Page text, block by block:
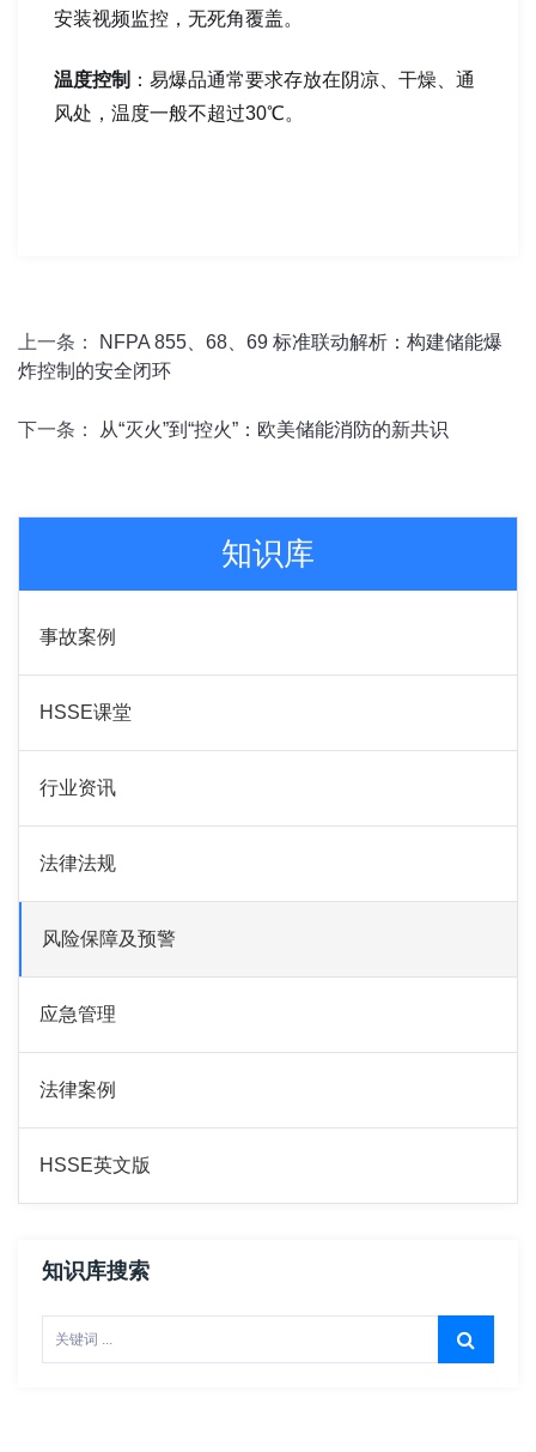
安装视频监控，无死角覆盖。
温度控制 ：易爆品通常要求存放在阴凉、干燥、通
风处，温度一般不超过30℃。
上一条：
NFPA 855、68、69 标准联动解析：构建储能爆
炸控制的安全闭环
下一条： 从“灭火”到“控火”：欧美储能消防的新共识
知识库
事故案例
HSSE课堂
行业资讯
法律法规
风险保障及预警
应急管理
法律案例
HSSE英文版
知识库搜索